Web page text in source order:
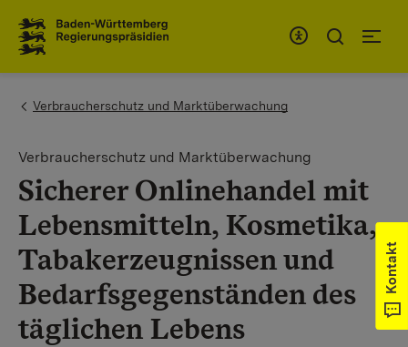
You are here:
Verbraucherschutz und Marktüberwachung
Verbraucherschutz und Marktüberwachung
Sicherer Onlinehandel mit
Lebensmitteln, Kosmetika,
Tabakerzeugnissen und
Bedarfsgegenständen des
täglichen Lebens
Kontakt